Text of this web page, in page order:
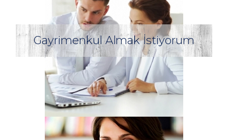
Gayrimenkul Almak İstiyorum